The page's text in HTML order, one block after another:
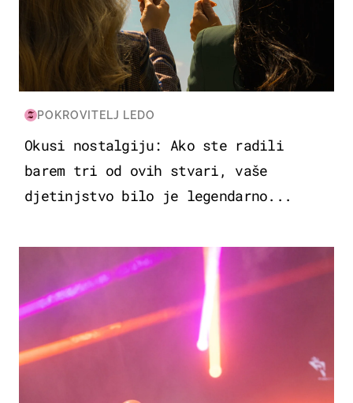
POKROVITELJ LEDO
Okusi nostalgiju: Ako ste radili
barem tri od ovih stvari, vaše
djetinjstvo bilo je legendarno...
KULTURA & ZABAVA